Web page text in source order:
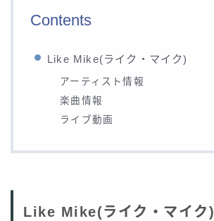
Contents
Like Mike(ライク・マイク)
アーティスト情報
楽曲情報
ライブ動画
Like Mike(ライク・マイク)